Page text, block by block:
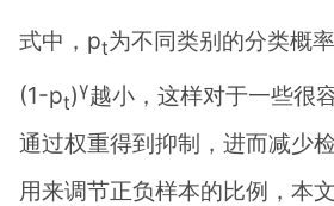
式中，pt为不同类别的分类概
(1-pt)γ越小，这样对于一些很
通过权重得到抑制，进而减少
用来调节正负样本的比例，本